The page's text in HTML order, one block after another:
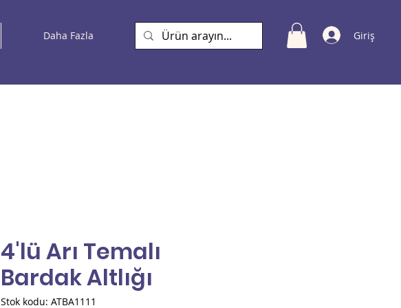
Daha Fazla Giriş
4'lü Arı Temalı
Bardak Altlığı
Stok kodu: ATBA1111